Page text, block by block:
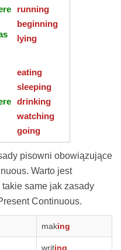
running
beginning
lying
eating
sleeping
drinking
watching
going
pisowni obowiązujące
Warto jest
takie same jak zasady
Continuous.
making
writing